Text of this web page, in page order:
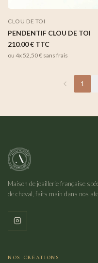
CLOU DE TOI
PENDENTIF CLOU DE TOI
210.00 € TTC
ou 4x 52,50 € sans frais
1
Maison de joaillerie française
de cheval, faits main dans nos
NOS CRÉATIONS